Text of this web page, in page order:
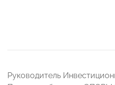
Руководитель